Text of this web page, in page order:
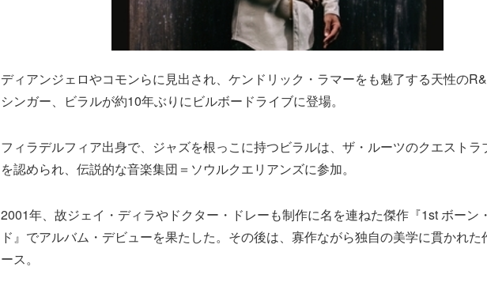
ディアンジェロやコモンらに見出され、ケンドリック・ラマーをも魅了する天性の
シンガー、ビラルが約10年ぶりにビルボードライブに登場。
フィラデルフィア出身で、ジャズを根っこに持つビラルは、ザ・ルーツのクエストラ
を認められ、伝説的な音楽集団＝ソウルクエリアンズに参加。
2001年、故ジェイ・ディラやドクター・ドレーも制作に名を連ねた傑作『1st ボーン
ド』でアルバム・デビューを果たした。その後は、寡作ながら独自の美学に貫かれた
ース。